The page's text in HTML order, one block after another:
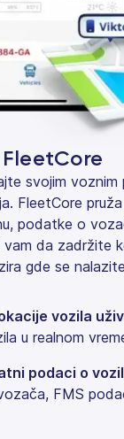
svojim voznim
FleetCore
podatke o
vam da zadržite
gde se
vozila
u realnom
podaci o
FMS